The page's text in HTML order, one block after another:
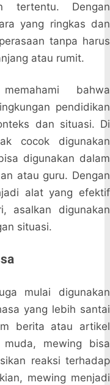
tertentu. Dengan
yang ringkas dan
tanpa harus
atau rumit.
bahwa
pendidikan
dan situasi. Di
cocok digunakan
digunakan dalam
atau guru. Dengan
alat yang efektif
asalkan digunakan
situasi.
mulai digunakan
yang lebih santai
berita atau artikel
mewing bisa
reaksi terhadap
mewing menjadi